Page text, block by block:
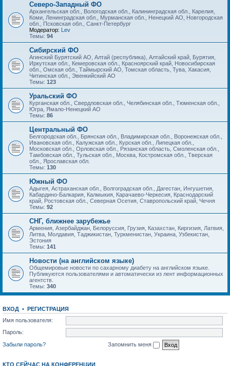
Северо-Западный ФО
Архангельская обл., Вологодская обл., Калининградская обл., Карелия,
Коми, Ленинградская обл., Мурманская обл., Ненецкий АО, Новгородская
обл., Псковская обл., Санкт-Петербург
Модератор: Lev
Темы: 94
Сибирский ФО
Агинский Бурятский АО, Алтай (республика), Алтайский край, Бурятия,
Иркутская обл., Кемеровская обл., Красноярский край, Новосибирская
обл., Омская обл., Таймырский АО, Томская область, Тува, Хакасия,
Читинская обл., Эвенкийский АО
Темы: 123
Уральский ФО
Курганская обл., Свердловская обл., Челябинская обл., Тюменская обл.,
Югра, Ямало-Ненецкий АО
Темы: 86
Центральный ФО
Белгородская обл., Брянская обл., Владимирская обл., Воронежская обл.,
Ивановская обл., Калужская обл., Курская обл., Липецкая обл.,
Московская обл., Орловская обл., Рязанская область, Смоленская обл.,
Тамбовская обл., Тульская обл., Москва, Костромская обл., Тверская
обл., Ярославская обл.
Темы: 130
Южный ФО
Адыгея, Астраханская обл., Волгоградская обл., Дагестан, Ингушетия,
Кабардино-Балкария, Калмыкия, Карачаево-Черкесия, Краснодарский
край, Ростовская обл., Северная Осетия, Ставропольский край, Чечня
Темы: 92
СНГ, ближнее зарубежье
Армения, Азербайджан, Белоруссия, Грузия, Казахстан, Киргизия, Латвия,
Литва, Молдавия, Таджикистан, Туркменистан, Украина, Узбекистан,
Эстония
Темы: 141
Новости (на английском языке)
Общемировые новости по сахарному диабету на английском языке.
Публикуются пользователями и автоматически из лент информационных
агентств.
Темы: 340
ВХОД • РЕГИСТРАЦИЯ
Имя пользователя:
Пароль:
Забыли пароль?
Запомнить меня
КТО СЕЙЧАС НА КОНФЕРЕНЦИИ